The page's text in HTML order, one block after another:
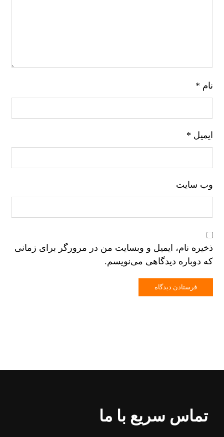
نام *
ایمیل *
وب‌ سایت
ذخیره نام، ایمیل و وبسایت من در مرورگر برای زمانی
که دوباره دیدگاهی می‌نویسم.
فرستادن دیدگاه
تماس سریع با ما